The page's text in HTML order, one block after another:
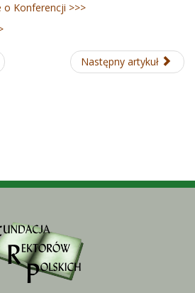
o Konferencji >>>
Następny artykuł